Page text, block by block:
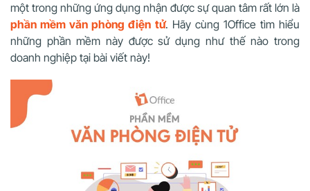
một trong những ứng dụng nhận được sự quan tâm rất lớn là
phần mềm văn phòng điện tử. Hãy cùng1Office tìm hiểu
những phần mềm này được sử dụng như thế nào trong
doanh nghiệp tại bài viết này!